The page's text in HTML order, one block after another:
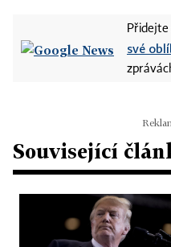
své
Související